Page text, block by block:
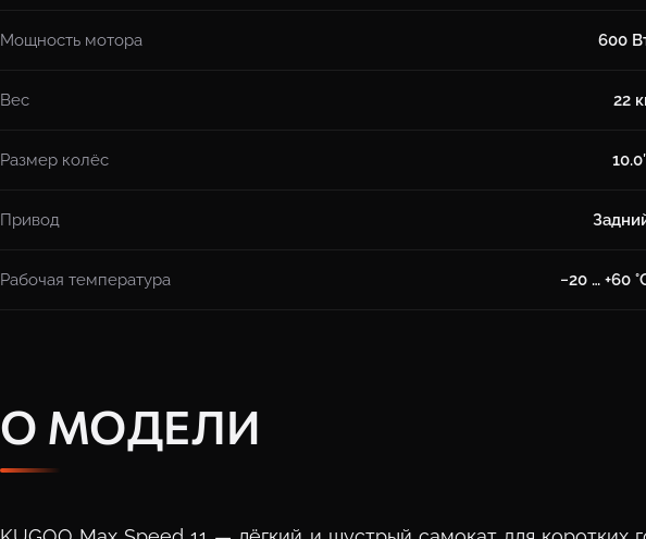
Мощность мотора 600
Вес 22
Размер колёс
Привод
Рабочая температура −20 … +60
О МОДЕЛИ